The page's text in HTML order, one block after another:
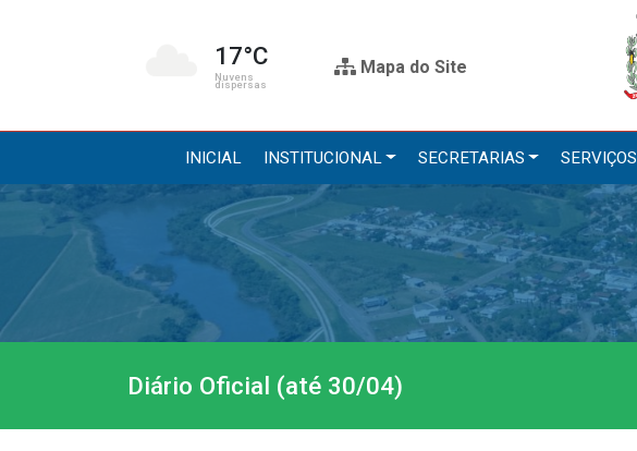
17°C
Nuvens
dispersas
Mapa do Site
INICIAL INSTITUCIONAL SECRETARIAS SERVIÇOS
Institucional
A Prefeitura
Gabinete do Prefeito
História do Município
Secretarias
Administração
Agricultura e Meio Ambiente
Diário Oficial (até 30/04)